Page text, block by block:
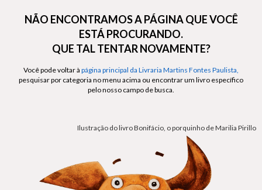
NÃO ENCONTRAMOS A PÁGINA QUE VOCÊ
ESTÁ PROCURANDO.
QUE TAL TENTAR NOVAMENTE?
Você pode voltar à página principal da Livraria Martins Fontes Paulista,
pesquisar por categoria no menu acima ou encontrar um livro específico
pelo nosso campo de busca.
Ilustração do livro Bonifácio, o porquinho de Marilia Pirillo